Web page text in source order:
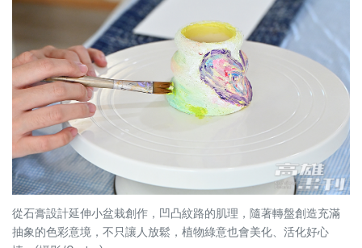
從石膏設計延伸小盆栽創作，凹凸紋路的肌理，隨著轉盤創造充滿
抽象的色彩意境，不只讓人放鬆，植物綠意也會美化、活化好心